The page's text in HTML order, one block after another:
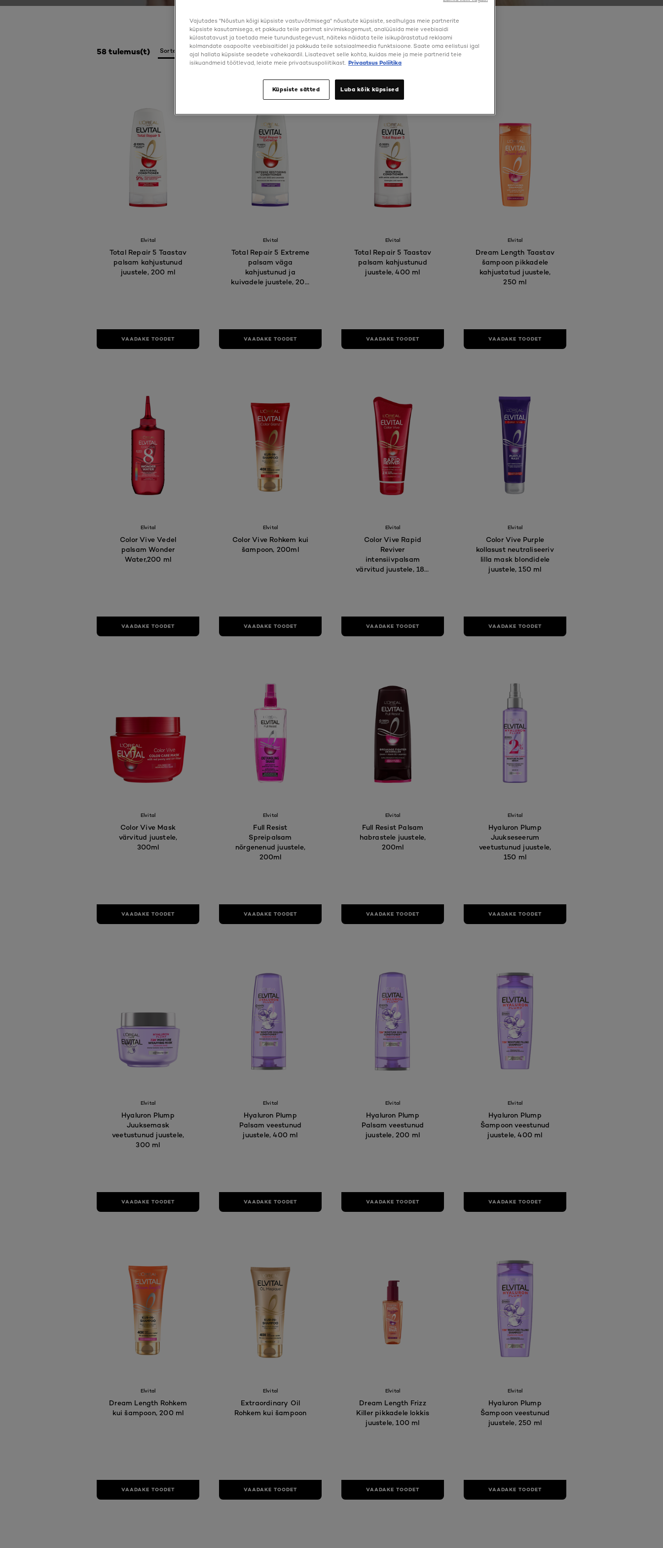
58 tulemus(t)
Elvital
Total Repair 5 Taastav
palsam kahjustunud
juustele, 200 ml
VAADAKE TOODET
Elvital
Total Repair 5 Extreme
palsam väga
kahjustunud ja
kuivadele juustele, 200
VAADAKE TOODET
Elvital
Total Repair 5 Taastav
palsam kahjustunud
juustele, 400 ml
VAADAKE TOODET
Elvital
Dream Length Taastav
šampoon pikkadele
kahjustatud juustele,
250 ml
VAADAKE TOODET
Elvital
Color Vive Vedel
palsam Wonder
Water,200 ml
VAADAKE TOODET
Elvital
Color Vive Rohkem kui
šampoon, 200ml
VAADAKE TOODET
Elvital
Color Vive Rapid
Reviver
intensiivpalsam
värvitud juustele, 180
VAADAKE TOODET
Elvital
Color Vive Purple
kollasust neutraliseeriv
lilla mask blondidele
juustele, 150 ml
VAADAKE TOODET
Elvital
Color Vive Mask
värvitud juustele,
300ml
VAADAKE TOODET
Elvital
Full Resist
Spreipalsam
nõrgenenud juustele,
200ml
VAADAKE TOODET
Elvital
Full Resist Palsam
habrastele juustele,
200ml
VAADAKE TOODET
Elvital
Hyaluron Plump
Juukseseerum
veetustunud juustele,
150 ml
VAADAKE TOODET
Elvital
Hyaluron Plump
Juuksemask
veetustunud juustele,
300 ml
VAADAKE TOODET
Elvital
Hyaluron Plump
Palsam veestunud
juustele, 400 ml
VAADAKE TOODET
Elvital
Hyaluron Plump
Palsam veestunud
juustele, 200 ml
VAADAKE TOODET
Elvital
Hyaluron Plump
Šampoon veestunud
juustele, 400 ml
VAADAKE TOODET
Elvital
Dream Length Rohkem
kui šampoon, 200 ml
VAADAKE TOODET
Elvital
Extraordinary Oil
Rohkem kui šampoon
VAADAKE TOODET
Elvital
Dream Length Frizz
Killer pikkadele lokkis
juustele, 100 ml
VAADAKE TOODET
Elvital
Hyaluron Plump
Šampoon veestunud
juustele, 250 ml
VAADAKE TOODET
Vajutades "Nõustun kõigi küpsiste vastuvõtmisega" nõustute küpsiste, sealhulgas meie partnerite
küpsiste kasutamisega, et pakkuda teile parimat sirvimiskogemust, analüüsida meie veebisaidi
külastatavust ja toetada meie turundustegevust, näiteks näidata teile isikupärastatud reklaami
kolmandate osapoolte veebisaitidel ja pakkuda teile sotsiaalmeedia funktsioone. Saate oma eelistusi igal
ajal hallata küpsiste seadete vahekaardil. Lisateavet selle kohta, kuidas meie ja meie partnerid teie
isikuandmeid töötlevad, leiate meie privaatsuspoliitikast. Privaatsus Poliitika
Küpsiste sätted Luba kõik küpsised